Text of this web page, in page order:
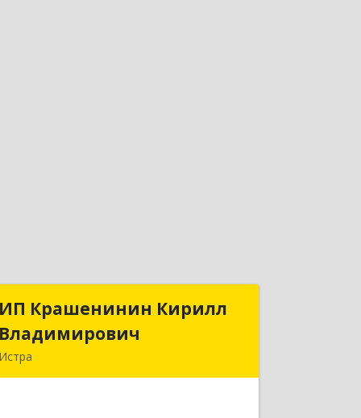
ИП Крашенинин Кирилл
Владимирович
Истра
ИП Крашенинин Кирилл
Владимирович